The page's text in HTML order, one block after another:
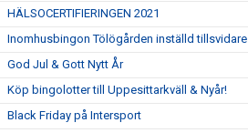
HÄLSOCERTIFIERINGEN 2021
Inomhusbingon Tölögården inställd tillsvidare
God Jul & Gott Nytt År
Köp bingolotter till Uppesittarkväll & Nyår!
Black Friday på Intersport